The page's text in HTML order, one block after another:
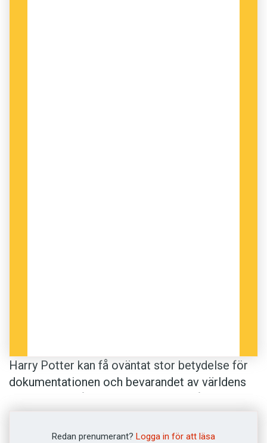
Harry Potter kan få oväntat stor betydelse för
dokumentationen och bevarandet av världens
böckerna om den lille ärrige trollkarlslärlingen
Redan prenumerant? Logga in för att läsa